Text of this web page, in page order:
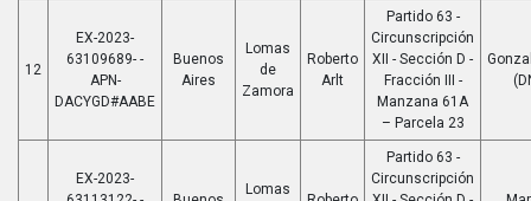
12
EX-2023-
63109689- -
APN-
DACYGD#AABE
Buenos
Aires
Lomas
de
Zamora
Roberto
Arlt
Partido 63 -
Circunscripción
XII - Sección D -
Fracción III -
Manzana 61A
– Parcela 23
EX-2023-
Lomas
Partido 63 -
Circunscripción